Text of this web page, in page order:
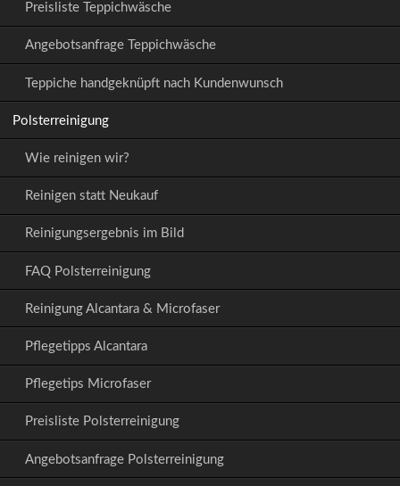
Preisliste Teppichwäsche
Angebotsanfrage Teppichwäsche
Teppiche handgeknüpft nach Kundenwunsch
Polsterreinigung
Wie reinigen wir?
Reinigen statt Neukauf
Reinigungsergebnis im Bild
FAQ Polsterreinigung
Reinigung Alcantara & Microfaser
Pflegetipps Alcantara
Pflegetips Microfaser
Preisliste Polsterreinigung
Angebotsanfrage Polsterreinigung